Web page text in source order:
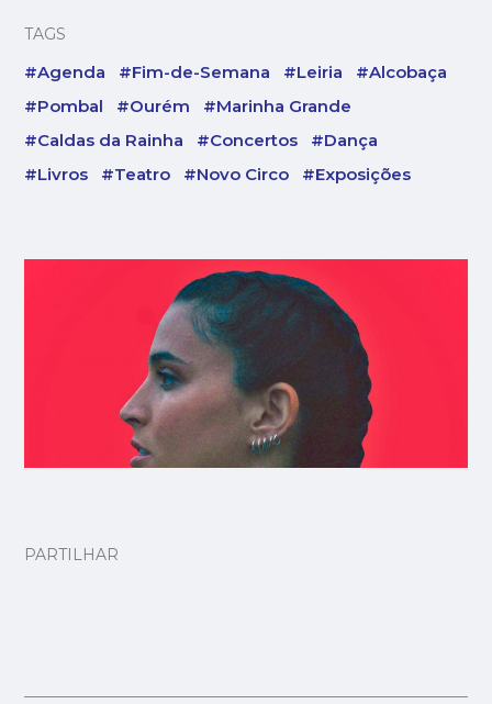
TAGS
#Agenda #Fim-de-Semana #Leiria
#Alcobaça
#Pombal
#Ourém
#Marinha Grande
#Caldas da Rainha
#Concertos
#Dança
#Livros
#Teatro #Novo Circo #Exposições
PARTILHAR